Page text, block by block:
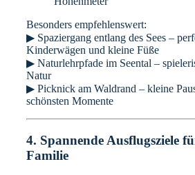
Besonders empfehlenswert:
▶ Spaziergang entlang des Sees –
Kinderwägen und kleine Füße
▶ Naturlehrpfade im Seental –
Natur
▶ Picknick am Waldrand – kleine
schönsten Momente
4. Spannende Ausflugsziele
Familie